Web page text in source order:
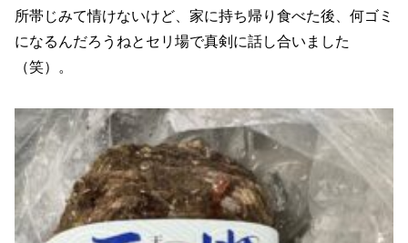
所帯じみて情けないけど、家に持ち帰り食べた後、何ゴミ
になるんだろうねとセリ場で真剣に話し合いました
（笑）。